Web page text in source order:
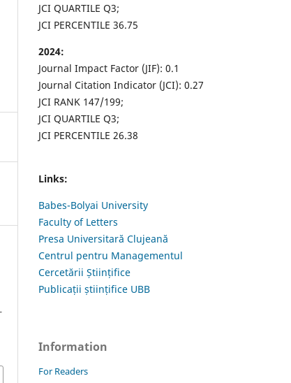
JCI QUARTILE Q3;
JCI PERCENTILE 36.75
2024:
Journal Impact Factor (JIF): 0.1
Journal Citation Indicator (JCI): 0.27
JCI RANK 147/199;
JCI QUARTILE Q3;
JCI PERCENTILE 26.38
Links:
Babes-Bolyai University
Faculty of Letters
Presa Universitară Clujeană
Centrul pentru Managementul
Cercetării Științifice
Publicații științifice UBB
Information
For Readers